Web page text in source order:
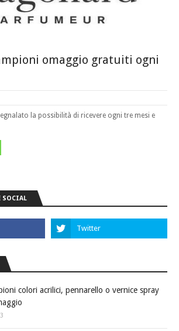
omaggio gratuiti ogni
la possibilità di ricevere ogni tre mesi e
SOCIAL
colori acrilici, pennarello o vernice spray